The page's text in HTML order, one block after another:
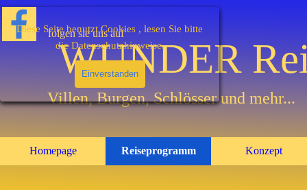
Diese Seite benutzt Cookies , lesen Sie bitte
die Datenschutzhinweise.
Einverstanden
Direkt zum Seiteninhalt
folgen sie uns auf
WUNDER
Villen, Burgen, Schlösser und mehr...
Homepage Reiseprogramm ▼
Konzept